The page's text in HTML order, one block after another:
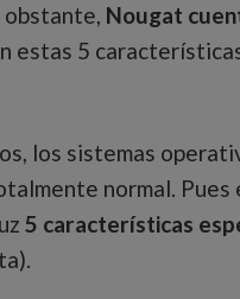
obstante, Nougat
estas 5
los sistemas
normal. Pues
5 características